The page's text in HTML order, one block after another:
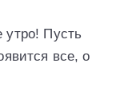
утро! Пусть
все, о